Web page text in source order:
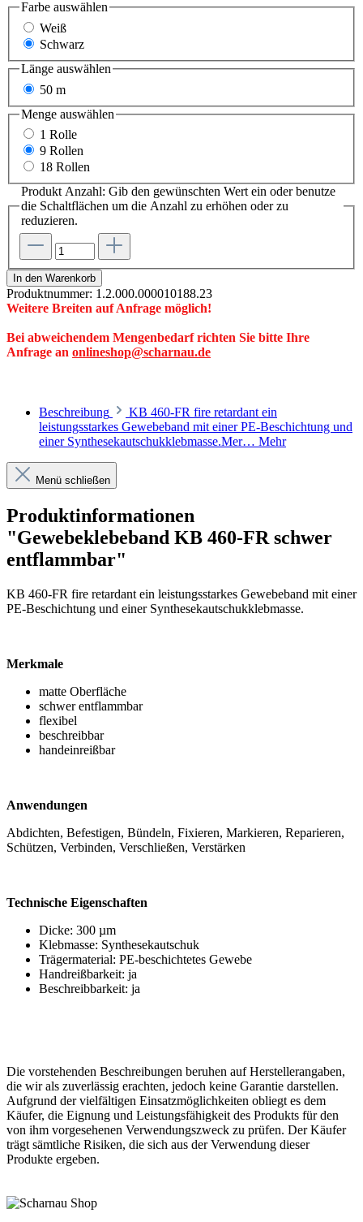
Farbe auswählen
Weiß
Schwarz
Länge auswählen
50 m
Menge auswählen
1 Rolle
9 Rollen
18 Rollen
Produkt Anzahl: Gib den gewünschten Wert ein oder benutze
die Schaltflächen um die Anzahl zu erhöhen oder zu
reduzieren.
In den Warenkorb
Produktnummer: 1.2.000.000010188.23
Weitere Breiten auf Anfrage möglich!
Bei abweichendem Mengenbedarf richten Sie bitte Ihre
Anfrage an onlineshop@scharnau.de
Beschreibung
KB 460-FR fire retardant ein
leistungsstarkes Gewebeband mit einer PE-Beschichtung und
einer Synthesekautschukklebmasse.Mer… Mehr
Menü schließen
Produktinformationen
"Gewebeklebeband KB 460-FR schwer
entflammbar"
KB 460-FR fire retardant ein leistungsstarkes Gewebeband mit einer
PE-Beschichtung und einer Synthesekautschukklebmasse.
Merkmale
matte Oberfläche
schwer entflammbar
flexibel
beschreibbar
handeinreißbar
Anwendungen
Abdichten, Befestigen, Bündeln, Fixieren, Markieren, Reparieren,
Schützen, Verbinden, Verschließen, Verstärken
Technische Eigenschaften
Dicke: 300 µm
Klebmasse: Synthesekautschuk
Trägermaterial: PE-beschichtetes Gewebe
Handreißbarkeit: ja
Beschreibbarkeit: ja
Die vorstehenden Beschreibungen beruhen auf Herstellerangaben,
die wir als zuverlässig erachten, jedoch keine Garantie darstellen.
Aufgrund der vielfältigen Einsatzmöglichkeiten obliegt es dem
Käufer, die Eignung und Leistungsfähigkeit des Produkts für den
von ihm vorgesehenen Verwendungszweck zu prüfen. Der Käufer
trägt sämtliche Risiken, die sich aus der Verwendung dieser
Produkte ergeben.